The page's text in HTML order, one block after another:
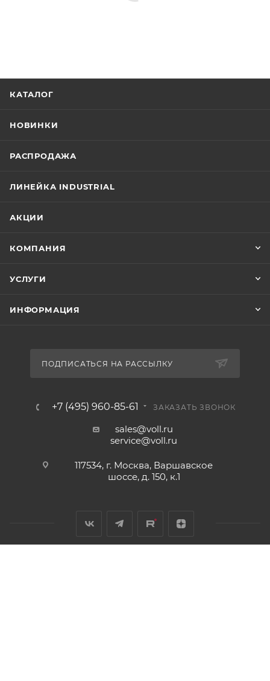
КАТАЛОГ
НОВИНКИ
РАСПРОДАЖА
ЛИНЕЙКА INDUSTRIAL
АКЦИИ
КОМПАНИЯ
УСЛУГИ
ИНФОРМАЦИЯ
ПОДПИСАТЬСЯ НА РАССЫЛКУ
+7 (495) 960-85-61 ЗАКАЗАТЬ ЗВОНОК
sales@voll.ru
service@voll.ru
117534, г. Москва, Варшавское
шоссе, д. 150, к.1